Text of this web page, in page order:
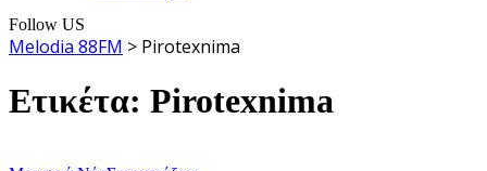
Follow US
Melodia 88FM > Pirotexnima
Ετικέτα: Pirotexnima